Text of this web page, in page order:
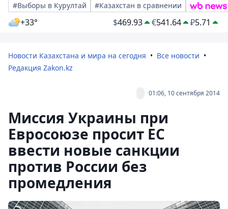
#Выборы в Курултай
#Казахстан в сравнении
+33° $469.93 €541.64 ₽5.71
Новости Казахстана и мира на сегодня
Все новости
Редакция Zakon.kz
01:06, 10 сентября 2014
Миссия Украины при
Евросоюзе просит ЕС
ввести новые санкции
против России без
промедления